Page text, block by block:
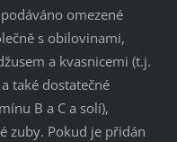
omezené
s obilovinami,
a kvasnicemi (t.j.
také dostatečné
B a C a solí),
zuby. Pokud je přidán